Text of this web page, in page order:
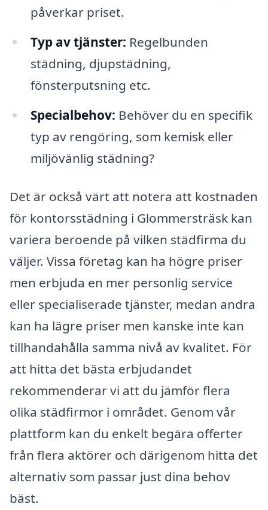
påverkar priset.
Typ av tjänster: Regelbunden
städning, djupstädning,
fönsterputsning etc.
Specialbehov: Behöver du en specifik
typ av rengöring, som kemisk eller
miljövänlig städning?
Det är också värt att notera att kostnaden
för kontorsstädning i Glommersträsk kan
variera beroende på vilken städfirma du
väljer. Vissa företag kan ha högre priser
men erbjuda en mer personlig service
eller specialiserade tjänster, medan andra
kan ha lägre priser men kanske inte kan
tillhandahålla samma nivå av kvalitet. För
att hitta det bästa erbjudandet
rekommenderar vi att du jämför flera
olika städfirmor i området. Genom vår
plattform kan du enkelt begära offerter
från flera aktörer och därigenom hitta det
alternativ som passar just dina behov
bäst.